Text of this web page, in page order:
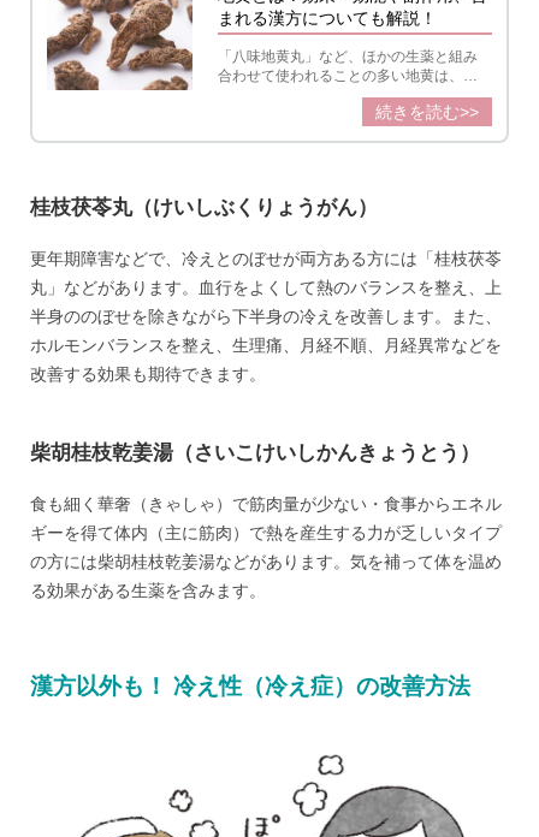
まれる漢方についても解説！
「八味地黄丸」など、ほかの生薬と組み
合わせて使われることの多い地黄は、漢
方薬に欠かせない生薬の1つ。血を補う作
用を始めとする、さまざまな効果効能に
続きを読む>>
桂枝茯苓丸（けいしぶくりょうがん）
更年期障害などで、冷えとのぼせが両方ある方には「桂枝茯苓
丸」などがあります。血行をよくして熱のバランスを整え、上
半身ののぼせを除きながら下半身の冷えを改善します。また、
ホルモンバランスを整え、生理痛、月経不順、月経異常などを
改善する効果も期待できます。
柴胡桂枝乾姜湯（さいこけいしかんきょうとう）
食も細く華奢（きゃしゃ）で筋肉量が少ない・食事からエネル
ギーを得て体内（主に筋肉）で熱を産生する力が乏しいタイプ
の方には柴胡桂枝乾姜湯などがあります。気を補って体を温め
る効果がある生薬を含みます。
漢方以外も！ 冷え性（冷え症）の改善方法